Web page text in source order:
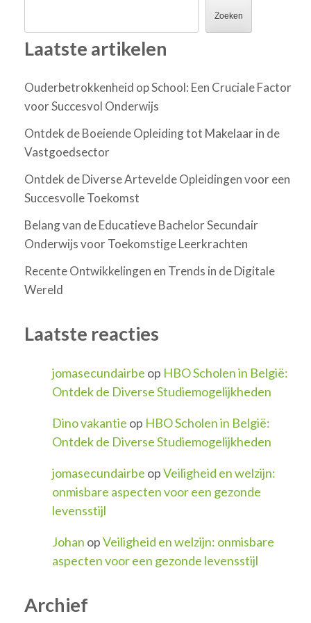
Zoeken
Laatste artikelen
Ouderbetrokkenheid op School: Een Cruciale Factor
voor Succesvol Onderwijs
Ontdek de Boeiende Opleiding tot Makelaar in de
Vastgoedsector
Ontdek de Diverse Artevelde Opleidingen voor een
Succesvolle Toekomst
Belang van de Educatieve Bachelor Secundair
Onderwijs voor Toekomstige Leerkrachten
Recente Ontwikkelingen en Trends in de Digitale
Wereld
Laatste reacties
jomasecundairbe op HBO Scholen in België:
Ontdek de Diverse Studiemogelijkheden
Dino vakantie op HBO Scholen in België:
Ontdek de Diverse Studiemogelijkheden
jomasecundairbe opVeiligheid en welzijn:
onmisbare aspecten voor een gezonde
levensstijl
Johan opVeiligheid en welzijn: onmisbare
aspecten voor een gezonde levensstijl
Archief